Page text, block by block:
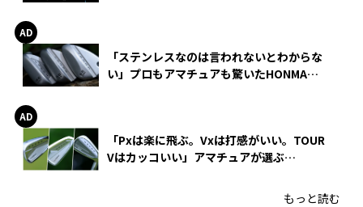
「ステンレスなのは言われないとわからな
い」プロもアマチュアも驚いたHONMA
「Pxは楽に飛ぶ。Vxは打感がいい。TOUR
Vはカッコいい」アマチュアが選ぶ
もっと読む